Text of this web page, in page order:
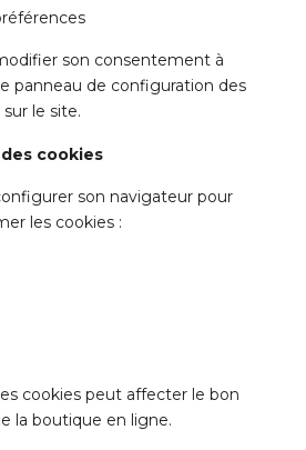
son consentement à
panneau de configuration des
le site.
cookies
son navigateur pour
les cookies :
cookies peut affecter le bon
la boutique en ligne.